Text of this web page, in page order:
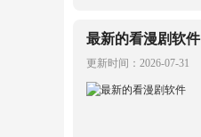
最新的看漫剧软件
更新时间：2026-07-31